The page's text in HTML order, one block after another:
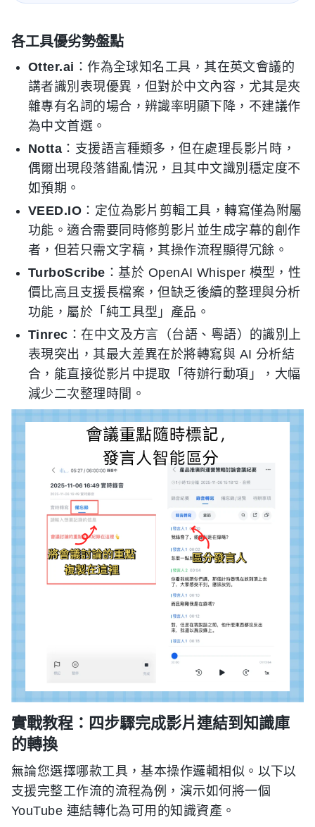
各工具優劣勢盤點
Otter.ai ：作為全球知名工具，其在英文會議的
講者識別表現優異，但對於中文內容，尤其是夾
雜專有名詞的場合，辨識率明顯下降，不建議作
為中文首選。
Notta ：支援語言種類多，但在處理長影片時，
偶爾出現段落錯亂情況，且其中文識別穩定度不
如預期。
VEED.IO ：定位為影片剪輯工具，轉寫僅為附屬
功能。適合需要同時修剪影片並生成字幕的創作
者，但若只需文字稿，其操作流程顯得冗餘。
TurboScribe ：基於 OpenAI Whisper 模型，性
價比高且支援長檔案，但缺乏後續的整理與分析
功能，屬於「純工具型」產品。
Tinrec ：在中文及方言（台語、粵語）的識別上
表現突出，其最大差異在於將轉寫與 AI 分析結
合，能直接從影片中提取「待辦行動項」，大幅
減少二次整理時間。
實戰教程：四步驟完成影片連結到知識庫
的轉換
無論您選擇哪款工具，基本操作邏輯相似。以下以
支援完整工作流的流程為例，演示如何將一個
YouTube 連結轉化為可用的知識資產。